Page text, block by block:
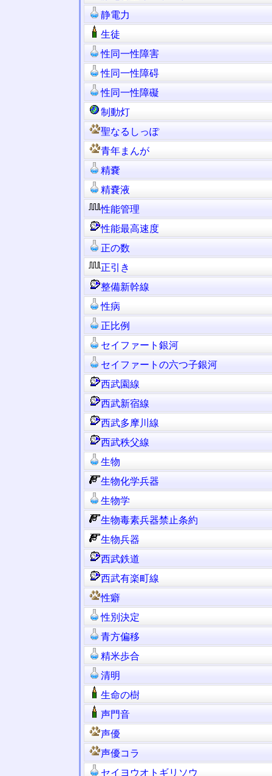
静電力
生徒
性同一性障害
性同一性障碍
性同一性障礙
制動灯
聖なるしっぽ
青年まんが
精嚢
精嚢液
性能管理
性能最高速度
正の数
正引き
整備新幹線
性病
正比例
セイファート銀河
セイファートの六つ子銀河
西武園線
西武新宿線
西武多摩川線
西武秩父線
生物
生物化学兵器
生物学
生物毒素兵器禁止条約
生物兵器
西武鉄道
西武有楽町線
性癖
性別決定
青方偏移
精米歩合
清明
生命の樹
声門音
声優
声優コラ
セイヨウオトギリソウ